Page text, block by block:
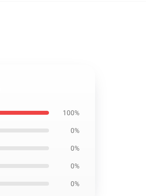
100%
0%
0%
0%
0%